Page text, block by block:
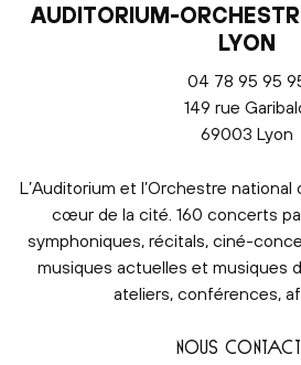
AUDITORIUM-
LYON
04 78 95 95
149 rue
69003 Lyon
L’Auditorium et l’Orchestre national
cœur de la cité. 160 concerts
symphoniques, récitals, ciné-
musiques actuelles et musiques
ateliers, conférences,
NOUS